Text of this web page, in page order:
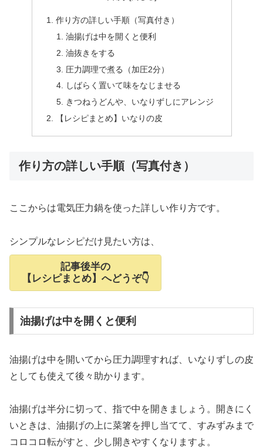
作り方の詳しい手順（写真付き）
油揚げは中を開くと便利
油抜きをする
圧力調理で煮る（加圧2分）
しばらく置いて味をなじませる
きつねうどんや、いなりずしにアレンジ
【レシピまとめ】いなりの皮
作り方の詳しい手順（写真付き）
ここからは電気圧力鍋を使った詳しい作り方です。
シンプルなレシピだけ見たい方は、
記事後半の
【レシピまとめ】へどうぞ👇
油揚げは中を開くと便利
油揚げは中を開いてから圧力調理すれば、いなりずしの皮
としても使えて後々助かります。
油揚げは半分に切って、指で中を開きましょう。開きにく
いときは、油揚げの上に菜箸を押し当てて、すみずみまで
コロコロ転がすと、少し開きやすくなりますよ。